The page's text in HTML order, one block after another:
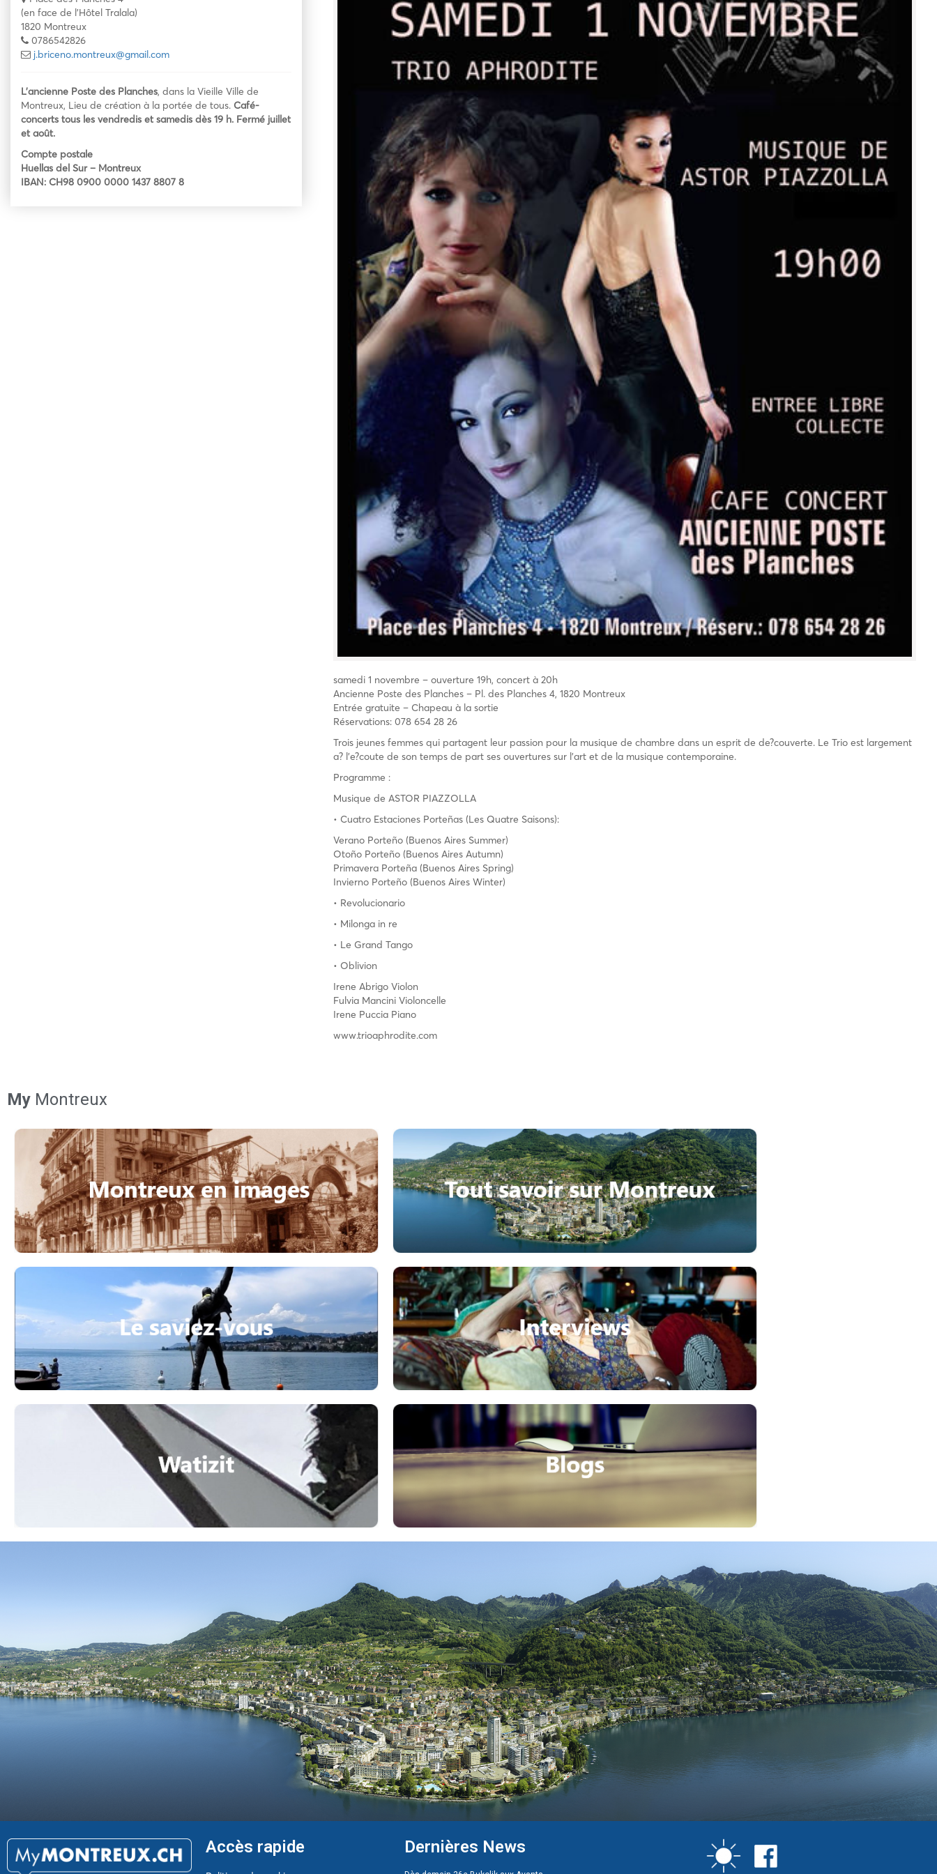
(en face de l'Hôtel Tralala)
1820 Montreux
0786542826
j.briceno.montreux@gmail.com
L’ancienne Poste des Planches, dans la Vieille Ville de
Montreux, Lieu de création à la portée de tous. Café-
concerts tous les vendredis et samedis dès 19 h. Fermé juillet
et août.
Compte postale
Huellas del Sur – Montreux
IBAN: CH98 0900 0000 1437 8807 8
samedi 1 novembre – ouverture 19h, concert à 20h
Ancienne Poste des Planches – Pl. des Planches 4, 1820 Montreux
Entrée gratuite – Chapeau à la sortie
Réservations: 078 654 28 26
Trois jeunes femmes qui partagent leur passion pour la musique de chambre dans un esprit de de?couverte. Le Trio est largement
a? l’e?coute de son temps de part ses ouvertures sur l’art et de la musique contemporaine.
Programme :
Musique de ASTOR PIAZZOLLA
• Cuatro Estaciones Porteñas (Les Quatre Saisons):
Verano Porteño (Buenos Aires Summer)
Otoño Porteño (Buenos Aires Autumn)
Primavera Porteña (Buenos Aires Spring)
Invierno Porteño (Buenos Aires Winter)
• Revolucionario
• Milonga in re
• Le Grand Tango
• Oblivion
Irene Abrigo Violon
Fulvia Mancini Violoncelle
Irene Puccia Piano
www.trioaphrodite.com
My Montreux
Accès rapide Dernières News